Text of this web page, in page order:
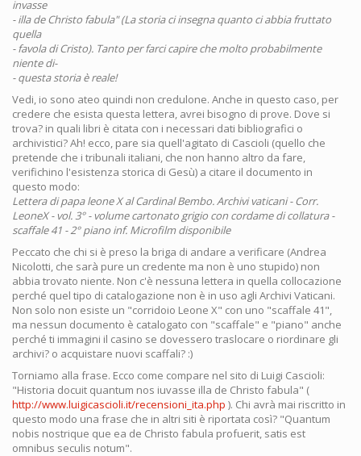
invasse
- illa de Christo fabula" (La storia ci insegna quanto ci abbia fruttato
quella
- favola di Cristo). Tanto per farci capire che molto probabilmente
niente di-
- questa storia è reale!
Vedi, io sono ateo quindi non credulone. Anche in questo caso, per
credere che esista questa lettera, avrei bisogno di prove. Dove si
trova? in quali libri è citata con i necessari dati bibliografici o
archivistici? Ah! ecco, pare sia quell'agitato di Cascioli (quello che
pretende che i tribunali italiani, che non hanno altro da fare,
verifichino l'esistenza storica di Gesù) a citare il documento in
questo modo:
Lettera di papa leone X al Cardinal Bembo. Archivi vaticani - Corr.
LeoneX - vol. 3° - volume cartonato grigio con cordame di collatura -
scaffale 41 - 2° piano inf. Microfilm disponibile
Peccato che chi si è preso la briga di andare a verificare (Andrea
Nicolotti, che sarà pure un credente ma non è uno stupido) non
abbia trovato niente. Non c'è nessuna lettera in quella collocazione
perché quel tipo di catalogazione non è in uso agli Archivi Vaticani.
Non solo non esiste un "corridoio Leone X" con uno "scaffale 41",
ma nessun documento è catalogato con "scaffale" e "piano" anche
perché ti immagini il casino se dovessero traslocare o riordinare gli
archivi? o acquistare nuovi scaffali? :)
Torniamo alla frase. Ecco come compare nel sito di Luigi Cascioli:
"Historia docuit quantum nos iuvasse illa de Christo fabula" (
http://www.luigicascioli.it/recensioni_ita.php ). Chi avrà mai riscritto in
questo modo una frase che in altri siti è riportata così? "Quantum
nobis nostrique que ea de Christo fabula profuerit, satis est
omnibus seculis notum".